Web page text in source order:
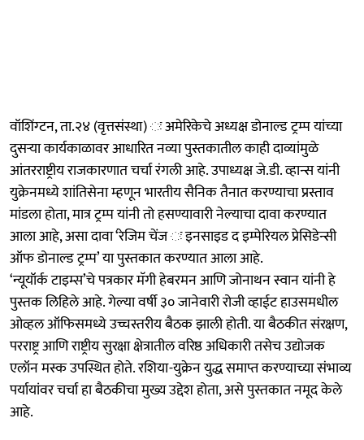
वॉशिंग्टन, ता.२४ (वृत्तसंस्था) ः अमेरिकेचे अध्यक्ष डोनाल्ड ट्रम्प यांच्या
दुसऱ्या कार्यकाळावर आधारित नव्या पुस्तकातील काही दाव्यांमुळे
आंतरराष्ट्रीय राजकारणात चर्चा रंगली आहे. उपाध्यक्ष जे.डी. व्हान्स यांनी
युक्रेनमध्ये शांतिसेना म्हणून भारतीय सैनिक तैनात करण्याचा प्रस्ताव
मांडला होता, मात्र ट्रम्प यांनी तो हसण्यावारी नेल्याचा दावा करण्यात
आला आहे, असा दावा ‘रेजिम चेंज ः इनसाइड द इम्पेरियल प्रेसिडेन्सी
ऑफ डोनाल्ड ट्रम्प’ या पुस्तकात करण्यात आला आहे.
‘न्यूयॉर्क टाइम्स’चे पत्रकार मॅगी हेबरमन आणि जोनाथन स्वान यांनी हे
पुस्तक लिहिले आहे. गेल्या वर्षी ३० जानेवारी रोजी व्हाईट हाउसमधील
ओव्हल ऑफिसमध्ये उच्चस्तरीय बैठक झाली होती. या बैठकीत संरक्षण,
परराष्ट्र आणि राष्ट्रीय सुरक्षा क्षेत्रातील वरिष्ठ अधिकारी तसेच उद्योजक
एलॉन मस्क उपस्थित होते. रशिया-युक्रेन युद्ध समाप्त करण्याच्या संभाव्य
पर्यायांवर चर्चा हा बैठकीचा मुख्य उद्देश होता, असे पुस्तकात नमूद केले
आहे.